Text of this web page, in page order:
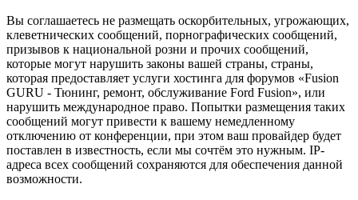
Вы соглашаетесь не размещать оскорбительных, угрожающих,
клеветнических сообщений, порнографических сообщений,
призывов к национальной розни и прочих сообщений,
которые могут нарушить законы вашей страны, страны,
которая предоставляет услуги хостинга для форумов «Fusion
GURU - Тюнинг, ремонт, обслуживание Ford Fusion», или
нарушить международное право. Попытки размещения таких
сообщений могут привести к вашему немедленному
отключению от конференции, при этом ваш провайдер будет
поставлен в известность, если мы сочтём это нужным. IP-
адреса всех сообщений сохраняются для обеспечения данной
возможности.